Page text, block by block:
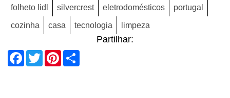
folheto lidl silvercrest eletrodomésticos portugal
cozinha casa tecnologia limpeza
Partilhar:
Facebook
TwitterPinterest